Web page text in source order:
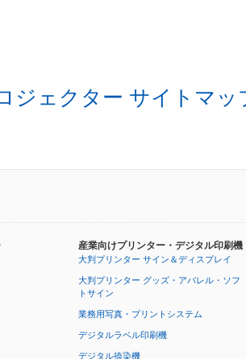
ジェクター サイトマッ
産業向けプリンター・デジタル印刷機
大判プリンター サイン＆ディスプレイ
大判プリンター グッズ・アパレル・ソフ
トサイン
業務用写真・プリントシステム
デジタルラベル印刷機
デジタル捺染機